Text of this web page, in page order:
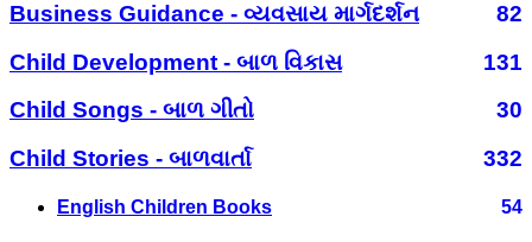
Business Guidance - વ્યવસાય માર્ગદર્શન
82
Child Development - બાળ વિકાસ
131
Child Songs - બાળ ગીતો
30
Child Stories - બાળવાર્તા
332
English Children Books 54